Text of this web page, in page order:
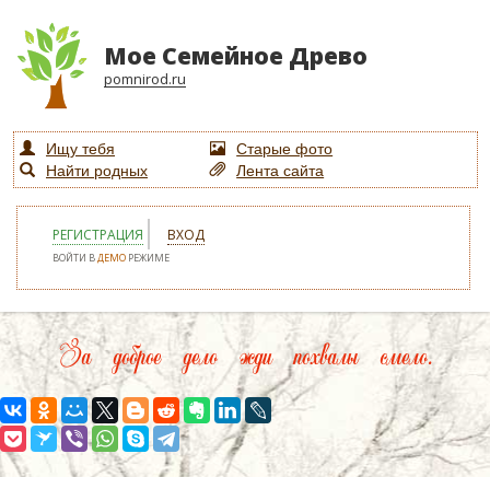
Мое Семейное Древо
pomnirod.ru
Ищу тебя
Старые фото
Найти родных
Лента сайта
РЕГИСТРАЦИЯ ВХОД
ВОЙТИ ВДЕМО РЕЖИМЕ
За доброе дело жди похвалы смело.